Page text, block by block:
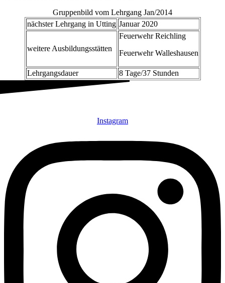
Gruppenbild vom Lehrgang Jan/2014
nächster Lehrgang in Utting Januar 2020
weitere Ausbildungsstätten
Feuerwehr Reichling
Feuerwehr Walleshausen
Lehrgangsdauer 8 Tage/37 Stunden
Instagram